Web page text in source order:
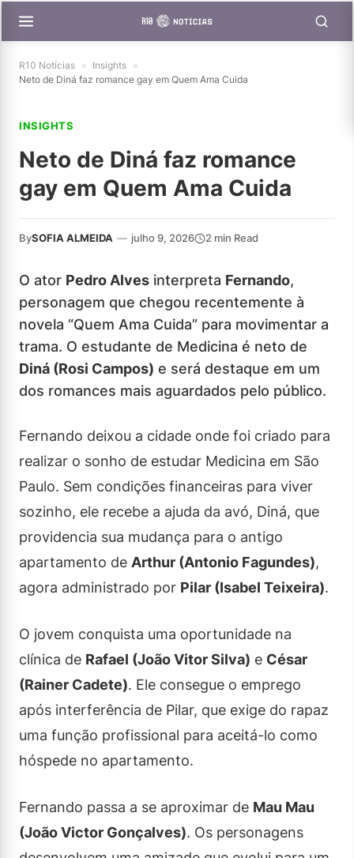
R10 Notícias » Insights »
Neto de Diná faz romance gay em Quem Ama Cuida
INSIGHTS
Neto de Diná faz romance
gay em Quem Ama Cuida
BySOFIA ALMEIDA — julho 9, 2026 2 min Read
O ator Pedro Alves interpreta Fernando,
personagem que chegou recentemente à
novela “Quem Ama Cuida” para movimentar a
trama. O estudante de Medicina é neto de
Diná (Rosi Campos) e será destaque em um
dos romances mais aguardados pelo público.
Fernando deixou a cidade onde foi criado para
realizar o sonho de estudar Medicina em São
Paulo. Sem condições financeiras para viver
sozinho, ele recebe a ajuda da avó, Diná, que
providencia sua mudança para o antigo
apartamento de Arthur (Antonio Fagundes),
agora administrado por Pilar (Isabel Teixeira).
O jovem conquista uma oportunidade na
clínica de Rafael (João Vitor Silva) e César
(Rainer Cadete). Ele consegue o emprego
após interferência de Pilar, que exige do rapaz
uma função profissional para aceitá-lo como
hóspede no apartamento.
Fernando passa a se aproximar de Mau Mau
(João Victor Gonçalves). Os personagens